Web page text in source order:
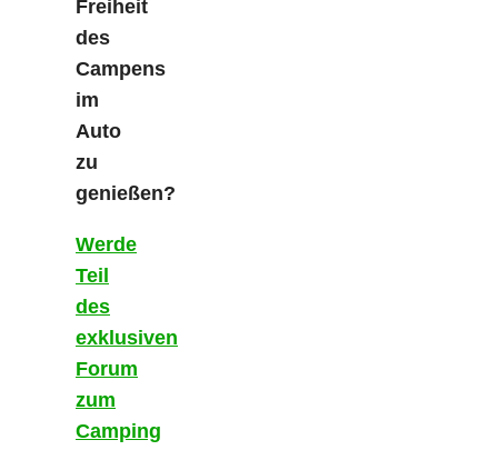
Freiheit
des
Campens
im
Auto
zu
genießen?
Werde
Teil
des
exklusiven
Forum
zum
Camping